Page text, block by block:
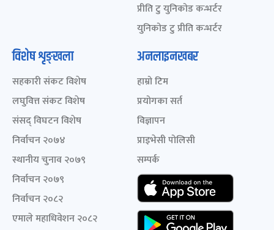
प्रीति टु युनिकोड कन्भर्टर
युनिकोड टु प्रीति कन्भर्टर
विशेष शृङ्खला
सहकारी संकट विशेष
लघुवित्त संकट विशेष
संसद् विघटन विशेष
निर्वाचन २०७४
स्थानीय चुनाव २०७९
निर्वाचन २०७९
निर्वाचन २०८२
एमाले महाधिवेशन २०८२
अनलाइनखबर
हाम्रो टिम
प्रयोगका सर्त
विज्ञापन
प्राइभेसी पोलिसी
सम्पर्क